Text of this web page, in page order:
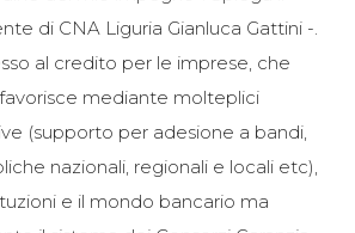
di CNA Liguria Gianluca Gattini -.
al credito per le imprese, che
mediante molteplici
(supporto per adesione a bandi,
nazionali, regionali e locali etc),
e il mondo bancario ma